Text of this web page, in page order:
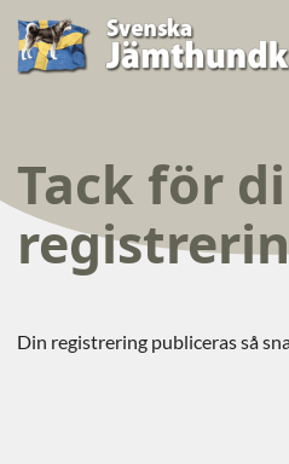
Tack för
Din registrering publiceras så